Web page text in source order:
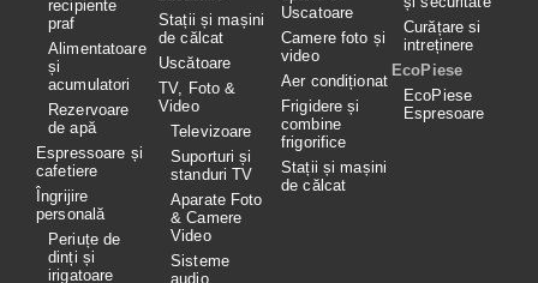
recipiente
praf
Alimentatoare
și
acumulatori
Rezervoare
de apă
Espressoare și
cafetiere
Îngrijire
personală
Periuțe de
dinți și
irigatoare
Stații și mașini
de călcat
Uscătoare
TV, Foto &
Video
Televizoare
Suporturi și
standuri TV
Aparate Foto
& Camere
Video
Sisteme
audio
Uscatoare
Camere foto și
video
Aer condiționat
Frigidere și
combine
frigorifice
Stații și mașini
de călcat
Curățare si
intreținere
EcoPiese
EcoPiese
Espresoare